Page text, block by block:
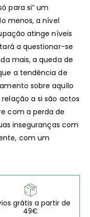
para si” um
menos, a nível
atinge níveis
a questionar-se
mais, a queda de
a tendência de
sobre aquilo
a si são actos
com a perda de
inseguranças com
com um
grátis a partir de
49€